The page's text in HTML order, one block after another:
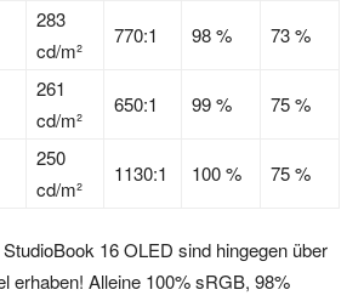
283
cd/m²
770:1 98 % 73 %
261
cd/m²
650:1 99 % 75 %
250
cd/m²
1130:1 100 % 75 %
16 OLED sind hingegen über
erhaben! Alleine 100% sRGB, 98%